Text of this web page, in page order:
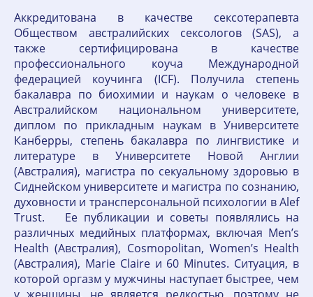
Аккредитована в качестве сексотерапевта
Обществом австралийских сексологов (SAS), а
также сертифицирована в качестве
профессионального коуча Международной
федерацией коучинга (ICF). Получила степень
бакалавра по биохимии и наукам о человеке в
Австралийском национальном университете,
диплом по прикладным наукам в Университете
Канберры, степень бакалавра по лингвистике и
литературе в Университете Новой Англии
(Австралия), магистра по секуальному здоровью в
Сиднейском университете и магистра по сознанию,
духовности и трансперсональной психологии в Alef
Trust. Ее публикации и советы появлялись на
различных медийных платформах, включая Men’s
Health (Австралия), Cosmopolitan, Women’s Health
(Австралия), Marie Claire и 60 Minutes. Ситуация, в
которой оргазм у мужчины наступает быстрее, чем
у женщины, не является редкостью, поэтому не